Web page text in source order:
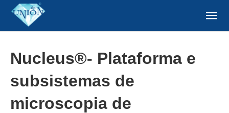
Nucleus®- Plataforma e
subsistemas de
microscopia de